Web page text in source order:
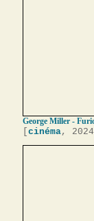
George Miller -
cinéma, 2024]